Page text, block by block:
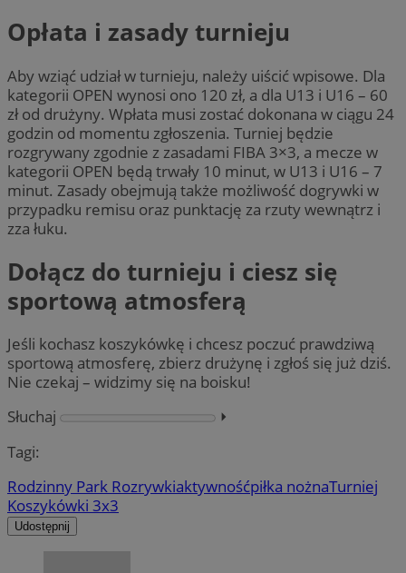
Opłata i zasady turnieju
Aby wziąć udział w turnieju, należy uiścić wpisowe. Dla
kategorii OPEN wynosi ono 120 zł, a dla U13 i U16 – 60
zł od drużyny. Wpłata musi zostać dokonana w ciągu 24
godzin od momentu zgłoszenia. Turniej będzie
rozgrywany zgodnie z zasadami FIBA 3×3, a mecze w
kategorii OPEN będą trwały 10 minut, w U13 i U16 – 7
minut. Zasady obejmują także możliwość dogrywki w
przypadku remisu oraz punktację za rzuty wewnątrz i
zza łuku.
Dołącz do turnieju i ciesz się
sportową atmosferą
Jeśli kochasz koszykówkę i chcesz poczuć prawdziwą
sportową atmosferę, zbierz drużynę i zgłoś się już dziś.
Nie czekaj – widzimy się na boisku!
Słuchaj
⏵︎
Tagi:
Rodzinny Park Rozrywkiaktywnośćpiłka nożnaTurniej
Koszykówki 3x3
Udostępnij